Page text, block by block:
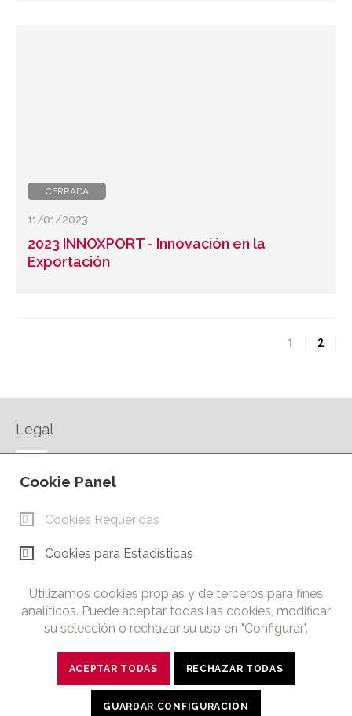
CERRADA
11/01/2023
2023 INNOXPORT - Innovación en la
Exportación
1 2
Legal
AVISO LEGAL
CONTACTO
linkedinyoutube
Cámara de Comercio e Industria de Ciudad Real. Todos los
derechos reservados. Prohibida la reproducción total o parcial
de los contenidos de esta web.
Cookie Panel
Cookies Requeridas
Cookies para Estadísticas
Utilizamos cookies propias y de terceros para fines
analíticos. Puede aceptar todas las cookies, modificar
su selección o rechazar su uso en "Configurar".
ACEPTAR TODAS RECHAZAR TODAS
GUARDAR CONFIGURACIÓN